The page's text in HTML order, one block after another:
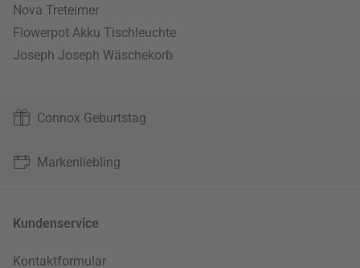
Nova Treteimer
Flowerpot Akku Tischleuchte
Joseph Joseph Wäschekorb
Connox Geburtstag
Markenliebling
Kundenservice
Kontaktformular